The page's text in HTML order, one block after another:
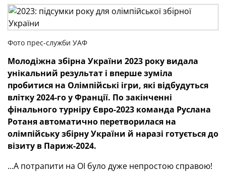
Фото прес-служби УАФ
Молодіжна збірна України 2023 року видала
унікальний результат і вперше зуміла
пробитися на Олімпійські ігри, які відбудуться
влітку 2024-го у Франції. По закінченні
фінального турніру Євро-2023 команда Руслана
Ротаня автоматично перетворилася на
олімпійську збірну України й наразі готується до
візиту в Париж-2024.
...А потрапити на ОІ було дуже непростою справою!